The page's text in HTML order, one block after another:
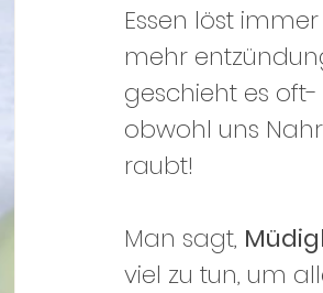
Essen löst
mehr
geschieht es
obwohl uns
raubt!
Man sagt,
viel zu tun, um